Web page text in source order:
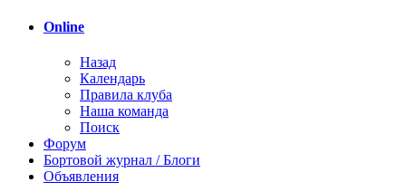
Online
Назад
Календарь
Правила клуба
Наша команда
Поиск
Форум
Бортовой журнал / Блоги
Объявления